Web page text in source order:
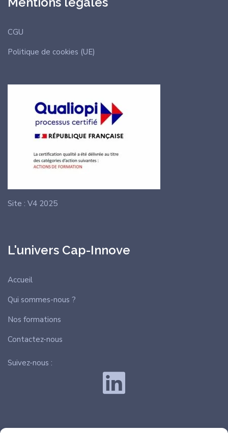
L'univers Cap-Innove
Accueil
Qui sommes-nous ?
Nos formations
Contactez-nous
Suivez-nous :
CGU
Politique de cookies (UE)
Site : V4 2025